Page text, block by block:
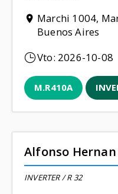
Marchi 1004,
Buenos Aires
Vto: 2026-10-08
M.R410A
Alfonso Hernan
INVERTER / R 32